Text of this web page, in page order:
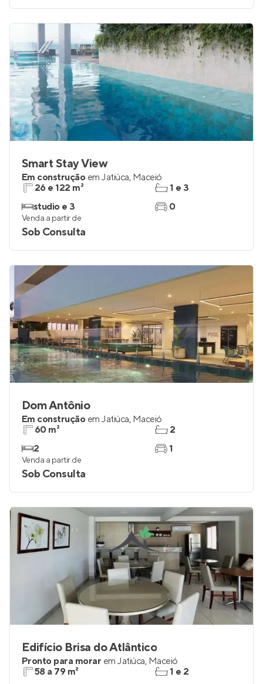
Smart Stay View
Em construção em Jatiúca, Maceió
26 e 122 m²
studio e 3
1 e 3
0
Venda a partir de
Sob Consulta
Dom Antônio
Em construção em Jatiúca, Maceió
60 m²
2
2
1
Venda a partir de
Sob Consulta
Edifício Brisa do Atlântico
Pronto para morar em Jatiúca, Maceió
58 a 79 m²
1 e 2